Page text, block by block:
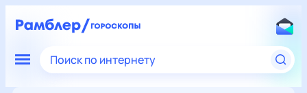
Поиск по интернету